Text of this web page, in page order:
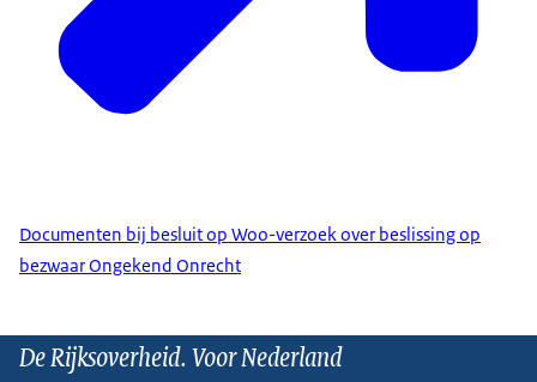
Documenten bij besluit op Woo-verzoek over beslissing op
bezwaar Ongekend Onrecht
De Rijksoverheid. Voor Nederland